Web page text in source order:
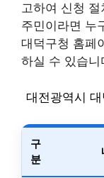
고하여 신청
주민이라면 누
대덕구청 홈페
하실 수 있습니
대전광역시
구
분